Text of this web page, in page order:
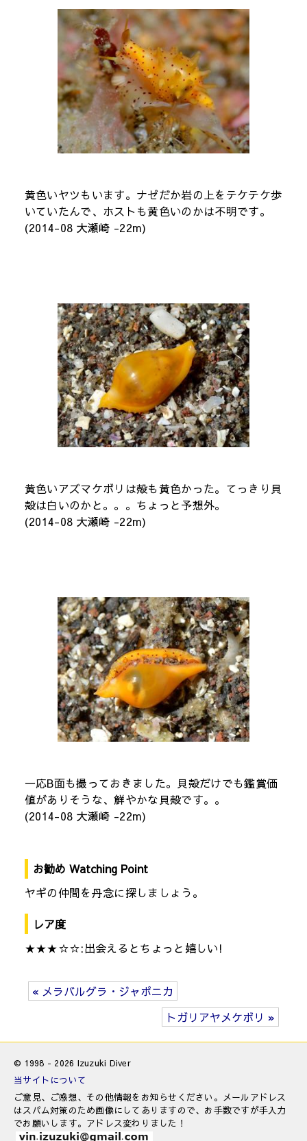
黄色いヤツもいます。ナゼだか岩の上をテケテケ歩
いていたんで、ホストも黄色いのかは不明です。
(2014-08 大瀬崎 -22m)
黄色いアズマケボリは殻も黄色かった。てっきり貝
殻は白いのかと。。。ちょっと予想外。
(2014-08 大瀬崎 -22m)
一応B面も撮っておきました。貝殻だけでも鑑賞価
値がありそうな、鮮やかな貝殻です。。
(2014-08 大瀬崎 -22m)
お勧め Watching Point
ヤギの仲間を丹念に探しましょう。
レア度
★★★☆☆:出会えるとちょっと嬉しい!
« メラバルグラ・ジャポニカ
トガリアヤメケボリ »
© 1998 - 2026 Izuzuki Diver
当サイトについて
ご意見、ご感想、その他情報をお知らせください。メールアドレス
はスパム対策のため画像にしてありますので、お手数ですが手入力
でお願いします。アドレス変わりました！